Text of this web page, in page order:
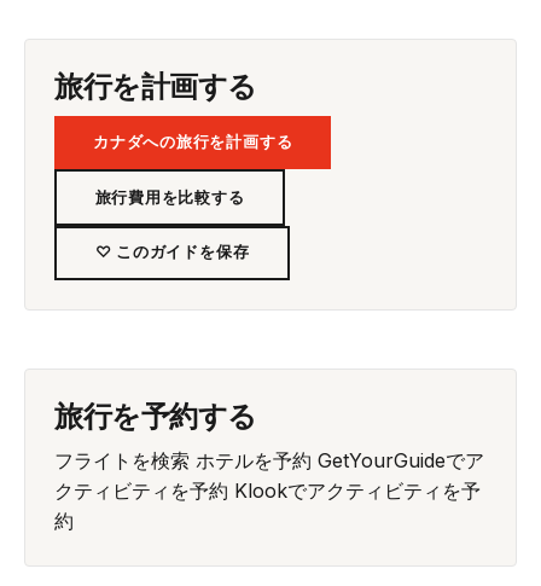
旅行を計画する
カナダへの旅行を計画する
旅行費用を比較する
♡ このガイドを保存
旅行を予約する
フライトを検索 ホテルを予約 GetYourGuideでア
クティビティを予約 Klookでアクティビティを予
約